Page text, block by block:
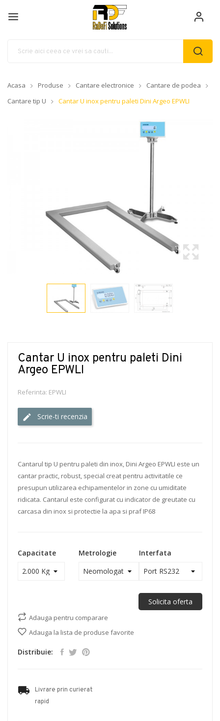
Acasa Produse Cantare electronice
Cantare de podea
Cantare tip U
Cantar U inox pentru paleti Dini Argeo EPWLI
Cantar U inox pentru paleti Dini
Argeo EPWLI
Referinta: EPWLI
Scrie-ti recenzia
Cantarul tip U pentru paleti din inox, Dini Argeo EPWLI este un
cantar practic, robust, special creat pentru activitatile ce
presupun utilizarea echipamentelor in zone cu umiditate
ridicata. Cantarul este configurat cu indicator de greutate cu
carcasa din inox si protectie la apa si praf IP68
Capacitate Metrologie Interfata
Solicita oferta
Adauga pentru comparare
Adauga la lista de produse favorite
Distribuie:
Livrare prin curierat
rapid